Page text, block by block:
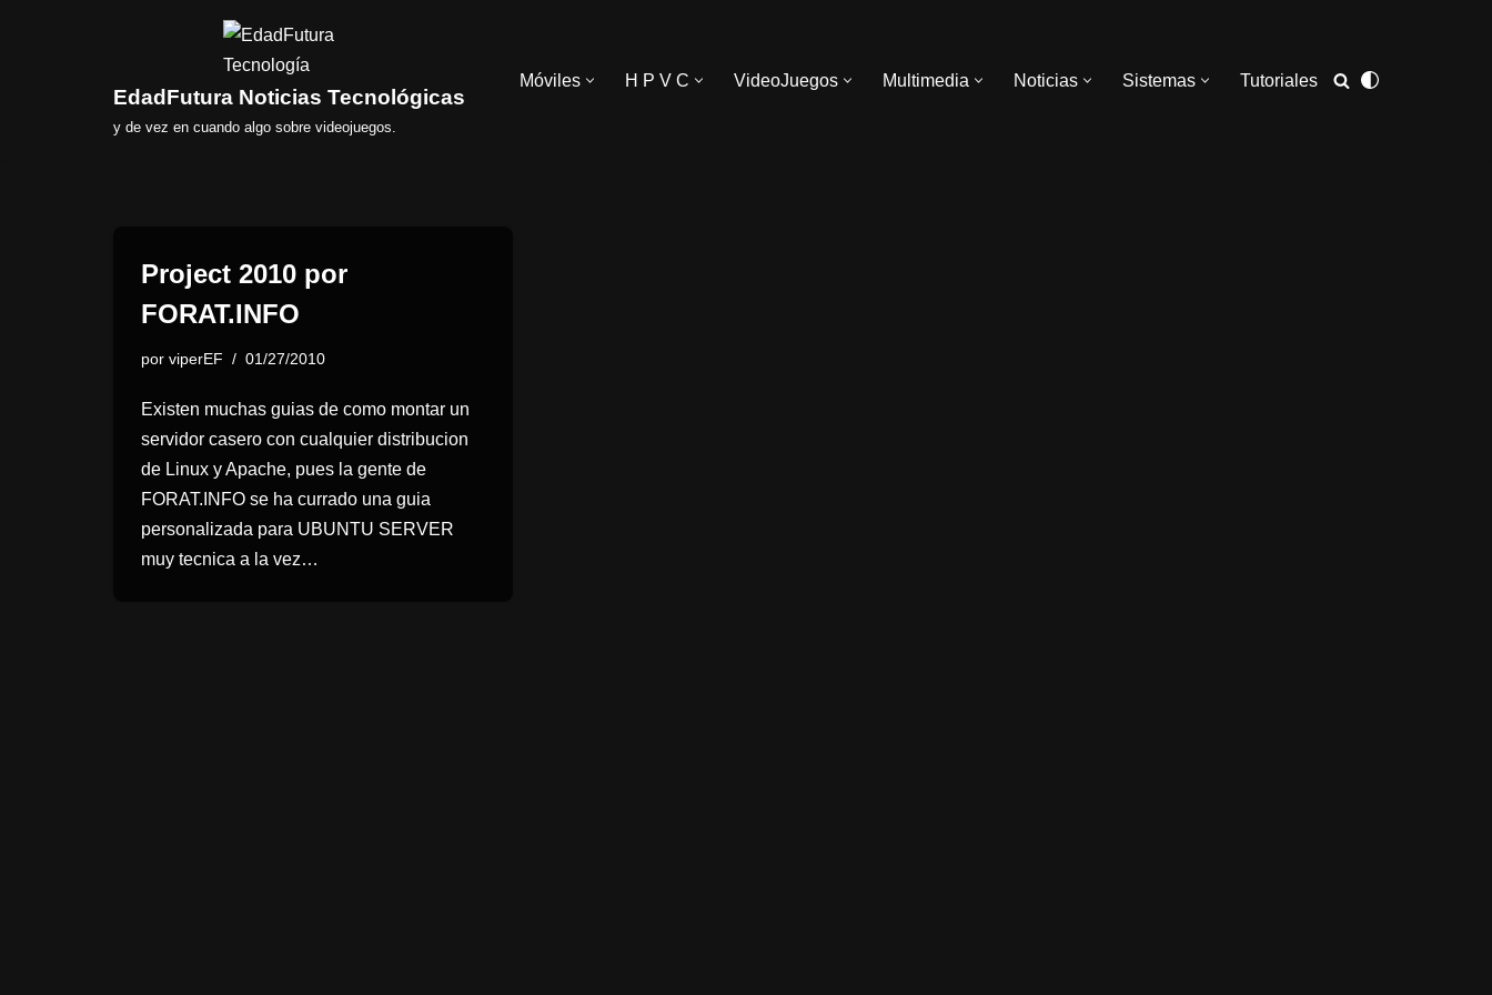
EdadFutura Noticias Tecnológicas
y de vez en cuando algo sobre videojuegos.
Móviles H P V C VideoJuegos Multimedia Noticias Sistemas Tutoriales
Project 2010 por
FORAT.INFO
por viperEF 01/27/2010
Existen muchas guias de como montar un
servidor casero con cualquier distribucion
de Linux y Apache, pues la gente de
FORAT.INFO se ha currado una guia
personalizada para UBUNTU SERVER
muy tecnica a la vez…